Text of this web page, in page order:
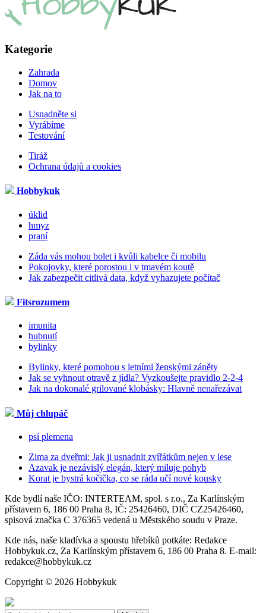
Kategorie
Zahrada
Domov
Jak na to
Usnadněte si
Vyrábíme
Testování
Tiráž
Ochrana údajů a cookies
Hobbykuk
úklid
hmyz
praní
Záda vás mohou bolet i kvůli kabelce či mobilu
Pokojovky, které porostou i v tmavém koutě
Jak zabezpečit citlivá data, když vyhazujete počítač
Fitsrozumem
imunita
hubnutí
bylinky
Bylinky, které pomohou s letními ženskými záněty
Jak se vyhnout otravě z jídla? Vyzkoušejte pravidlo 2-2-4
Jak na dokonalé grilované klobásky: Hlavně nenařezávat
Můj chlupáč
psí plemena
Zima za dveřmi: Jak ji usnadnit zvířátkům nejen v lese
Azavak je nezávislý elegán, který miluje pohyb
Korat je bystrá kočička, co se ráda učí nové kousky
Kde bydlí naše IČO: INTERTEAM, spol. s r.o., Za Karlínským
přístavem 6, 186 00 Praha 8, IČ: 25426460, DIČ CZ25426460,
spisová značka C 376365 vedená u Městského soudu v Praze.
Kde nás, naše kladívka a spoustu hřebíků potkáte: Redakce
Hobbykuk.cz, Za Karlínským přístavem 6, 186 00 Praha 8. E-mail:
redakce@hobbykuk.cz
Copyright © 2026 Hobbykuk